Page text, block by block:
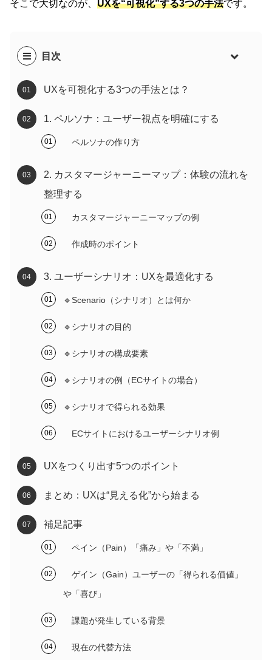
そこで大切なのが、 UXを“可視化”する3つの手法です。
目次
UXを可視化する3つの手法とは？
1. ペルソナ：ユーザー視点を明確にする
ペルソナの作り方
2. カスタマージャーニーマップ：体験の流れを
整理する
カスタマージャーニーマップの例
作成時のポイント
3. ユーザーシナリオ：UXを最適化する
🔹Scenario（シナリオ）とは何か
🔹シナリオの目的
🔹シナリオの構成要素
🔹シナリオの例（ECサイトの場合）
🔹シナリオで得られる効果
ECサイトにおけるユーザーシナリオ例
UXをつくり出す5つのポイント
まとめ：UXは“見える化”から始まる
補足記事
ペイン（Pain）「痛み」や「不満」
ゲイン（Gain）ユーザーの「得られる価値」
や「喜び」
課題が発生している背景
現在の代替方法